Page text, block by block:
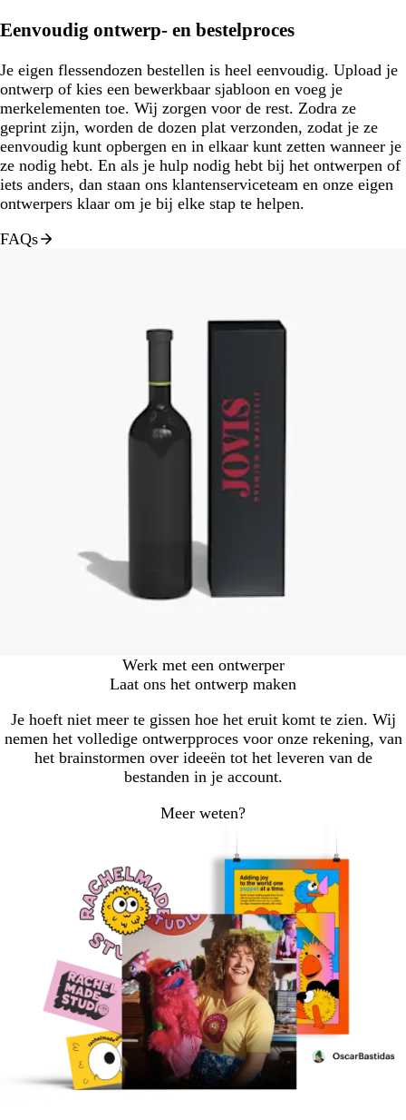
Eenvoudig ontwerp- en bestelproces
Je eigen flessendozen bestellen is heel eenvoudig. Upload je
ontwerp of kies een bewerkbaar sjabloon en voeg je
merkelementen toe. Wij zorgen voor de rest. Zodra ze
geprint zijn, worden de dozen plat verzonden, zodat je ze
eenvoudig kunt opbergen en in elkaar kunt zetten wanneer je
ze nodig hebt. En als je hulp nodig hebt bij het ontwerpen of
iets anders, dan staan ons klantenserviceteam en onze eigen
ontwerpers klaar om je bij elke stap te helpen.
FAQs
Werk met een ontwerper
Laat ons het ontwerp maken
Je hoeft niet meer te gissen hoe het eruit komt te zien. Wij
nemen het volledige ontwerpproces voor onze rekening, van
het brainstormen over ideeën tot het leveren van de
bestanden in je account.
Meer weten?